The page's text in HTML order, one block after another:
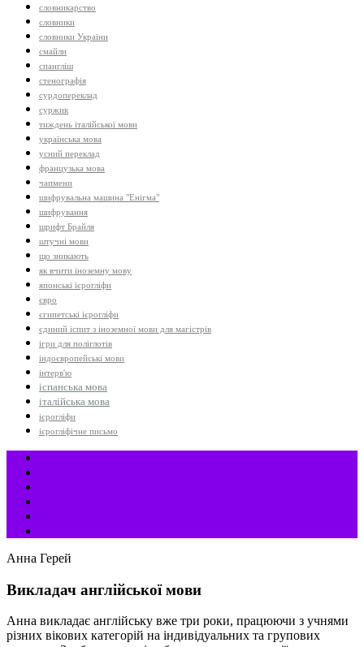
словникарство
словники
словники України
смайли
спангліш
стенографія
сурдопереклад
суржик
тиждень італійської мови
українська мова
усний переклад
французька мова
чапмени
шифрувальна машина "Енігма"
шифрування
шрифт Брайля
штучні мови
що зникають
як вчити іноземну мову
японські ієрогліфи
євро
єгипетські ієрогліфи
єдиний іспит з іноземної мови для магістрів
ігри для поліглотів
індоєвропейські мови
інтерв'ю
іспанська мова
італійська мова
ієрогліфи
ієрогліфічне письмо
Анна Герей
Викладач англійської мови
Анна викладає англійську вже три роки, працюючи з учнями
різних вікових категорій на індивідуальних та групових